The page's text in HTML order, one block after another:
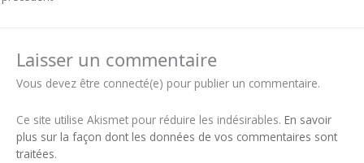
Laisser un commentaire
Vous devez être connecté(e) pour publier un commentaire.
Ce site utilise Akismet pour réduire les indésirables. En savoir
plus sur la façon dont les données de vos commentaires sont
traitées.